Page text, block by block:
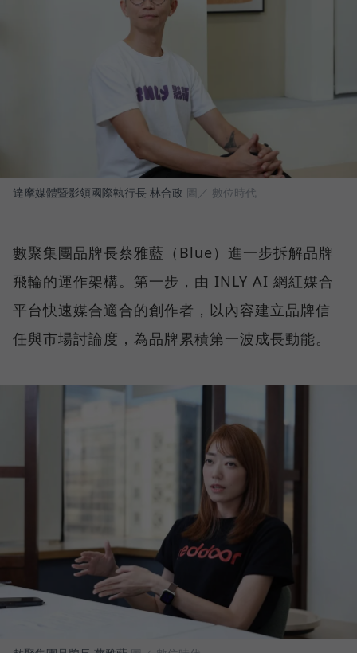
達摩媒體暨影領國際執行長 林合政 圖／ 數位時代
數聚集團品牌長蔡雅藍（Blue）進一步拆解品牌
飛輪的運作架構。第一步，由 INLY AI 網紅媒合
平台快速媒合適合的創作者，以內容建立品牌信
任與市場討論度，為品牌累積第一波成長動能。